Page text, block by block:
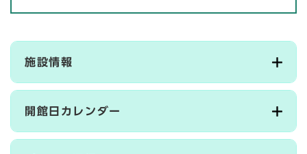
施設情報
開館日カレンダー